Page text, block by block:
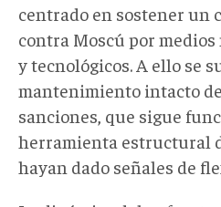
centrado en sostener un
contra Moscú por
y tecnológicos. A ello se
mantenimiento intacto
sanciones, que sigue
herramienta estructural
hayan dado señales de